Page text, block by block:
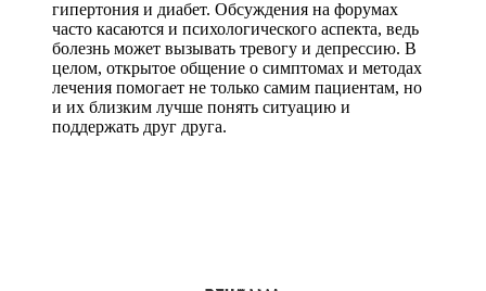
гипертония и диабет. Обсуждения на форумах
часто касаются и психологического аспекта, ведь
болезнь может вызывать тревогу и депрессию. В
целом, открытое общение о симптомах и методах
лечения помогает не только самим пациентам, но
и их близким лучше понять ситуацию и
поддержать друг друга.